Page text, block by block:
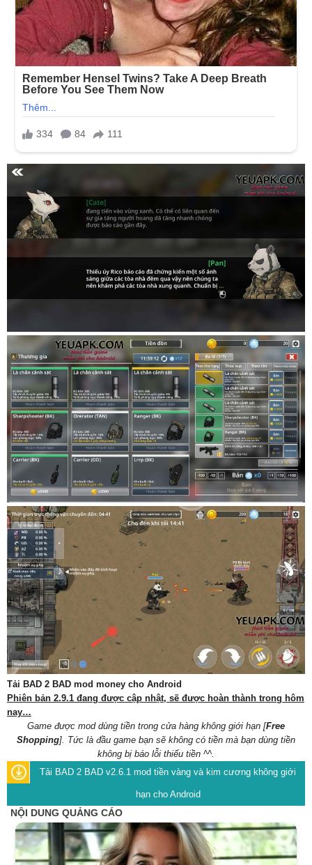
Tải BAD 2 BAD mod money cho Android
Phiên bản 2.9.1 đang được cập nhật, sẽ được hoàn thành trong hôm
nay…
Game được mod dùng tiền trong cửa hàng không giới hạn [Free
Shopping]. Tức là đầu game bạn sẽ không có tiền mà bạn dùng tiền
không bị báo lỗi thiếu tiền ^^.
Tải BAD 2 BAD v2.6.1 mod tiền vàng và kim cương không giới
hạn cho Android